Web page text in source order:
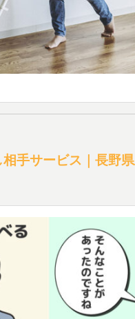
手サービス｜長野